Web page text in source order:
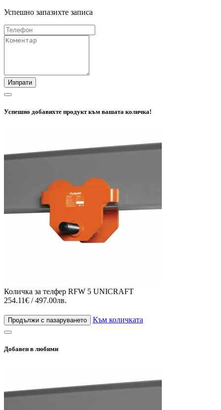
Успешно запазихте записа
Изпрати
Успешно добавихте продукт към вашата количка!
Количка за телфер RFW 5 UNICRAFT
254.11€ / 497.00лв.
Продължи с пазаруването Към количката
Добавен в любими